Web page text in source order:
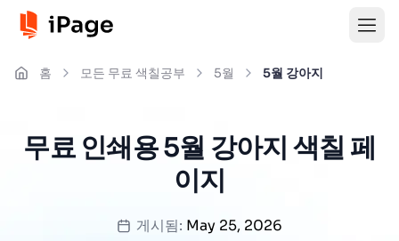
홈 모든 무료 색칠공부 5월 5월 강아지
무료 인쇄용 5월 강아지 색칠 페
이지
게시됨: May 25, 2026